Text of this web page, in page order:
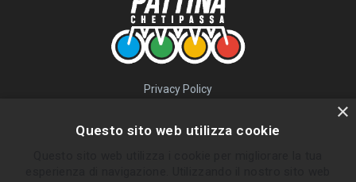
Privacy Policy
×
Questo sito web utilizza cookie